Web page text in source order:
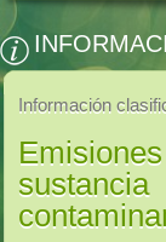
Información
sustancia